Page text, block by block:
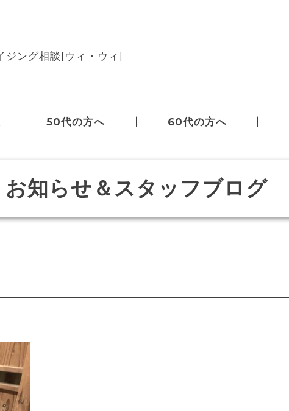
ジング相談[ウィ・ウィ]
50代の方へ 60代の方へ
お知らせ＆スタッフブログ